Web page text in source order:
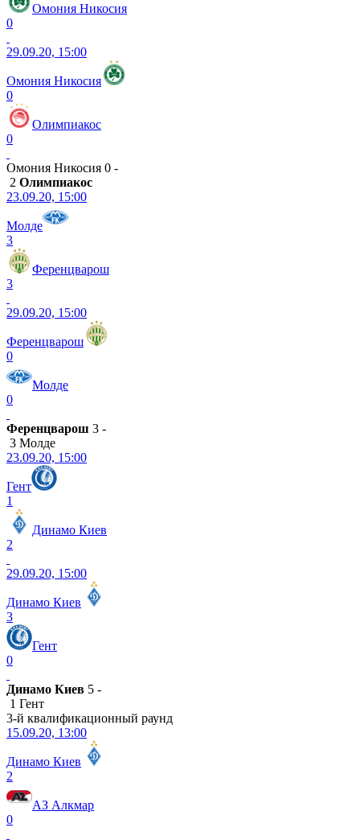
Омония Никосия
0
29.09.20, 15:00
Омония Никосия
0
Олимпиакос
0
Омония Никосия 0 -
2 Олимпиакос
23.09.20, 15:00
Молде
3
Ференцварош
3
29.09.20, 15:00
Ференцварош
0
Молде
0
Ференцварош 3 -
3 Молде
23.09.20, 15:00
Гент
1
Динамо Киев
2
29.09.20, 15:00
Динамо Киев
3
Гент
0
Динамо Киев 5 -
1 Гент
3-й квалификационный раунд
15.09.20, 13:00
Динамо Киев
2
АЗ Алкмар
0